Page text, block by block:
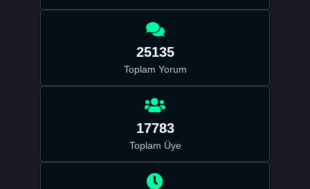
25135
Toplam Yorum
17783
Toplam Üye